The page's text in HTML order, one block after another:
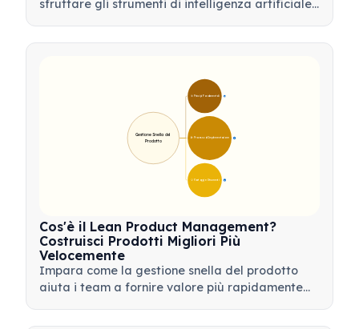
sfruttare gli strumenti di intelligenza artificiale
🎯 Principi Fondamentali
🛠️ Processo di Implementazione
💡 Vantaggi e Strumenti
Gestione Snella del
Prodotto
Cos'è il Lean Product Management?
Costruisci Prodotti Migliori Più
Velocemente
Impara come la gestione snella del prodotto
aiuta i team a fornire valore più rapidamente